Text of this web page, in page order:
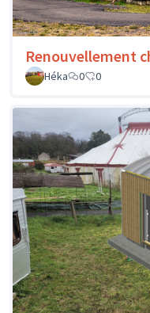
Renouvellement
Héka
0 0